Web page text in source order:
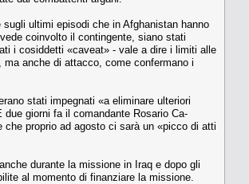
ultimi episodi che in Afghanistan hanno
coinvolto il contingente, sia­no stati
i cosiddetti «caveat» - vale a dire i limiti alle
anche di attacco, come confermano i
stati impegnati «a eliminare ulte­riori
due giorni fa il comandante Rosario Ca­
pro­prio ad agosto ci sarà un «picco di at­ti
durante la missione in Iraq e dopo gli
al momento di finanziare la missione.